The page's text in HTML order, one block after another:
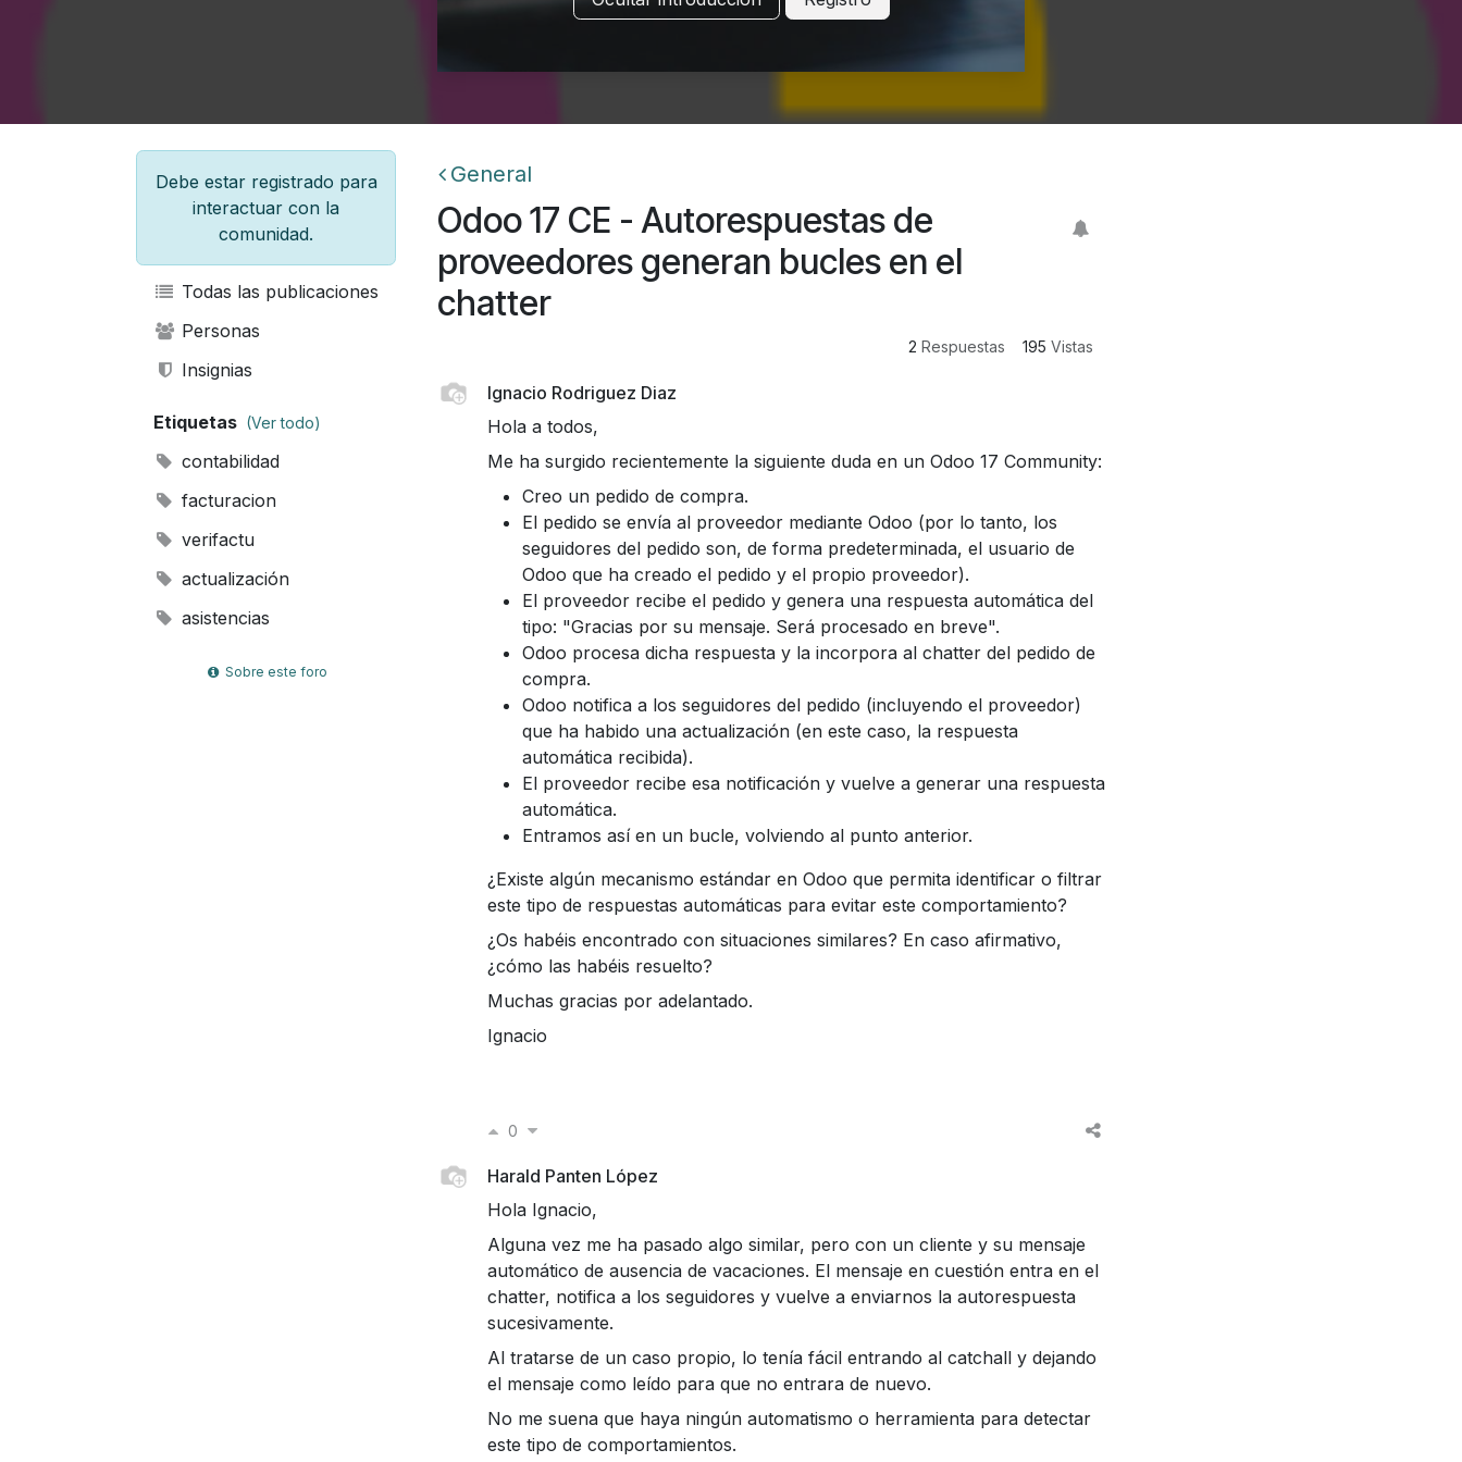
Debe estar registrado para
interactuar con la
comunidad.
Todas las publicaciones
Personas
Insignias
Etiquetas (Ver todo)
contabilidad
facturacion
verifactu
actualización
asistencias
Sobre este foro
General
Odoo 17 CE - Autorespuestas de
proveedores generan bucles en el
chatter
2 Respuestas 195 Vistas
Ignacio Rodriguez Diaz
Hola a todos,
Me ha surgido recientemente la siguiente duda en un Odoo 17 Community:
Creo un pedido de compra.
El pedido se envía al proveedor mediante Odoo (por lo tanto, los
seguidores del pedido son, de forma predeterminada, el usuario de
Odoo que ha creado el pedido y el propio proveedor).
El proveedor recibe el pedido y genera una respuesta automática del
tipo: "Gracias por su mensaje. Será procesado en breve".
Odoo procesa dicha respuesta y la incorpora al chatter del pedido de
compra.
Odoo notifica a los seguidores del pedido (incluyendo el proveedor)
que ha habido una actualización (en este caso, la respuesta
automática recibida).
El proveedor recibe esa notificación y vuelve a generar una respuesta
automática.
Entramos así en un bucle, volviendo al punto anterior.
¿Existe algún mecanismo estándar en Odoo que permita identificar o filtrar
este tipo de respuestas automáticas para evitar este comportamiento?
¿Os habéis encontrado con situaciones similares? En caso afirmativo,
¿cómo las habéis resuelto?
Muchas gracias por adelantado.
Ignacio
0
Harald Panten López
Hola Ignacio,
Alguna vez me ha pasado algo similar, pero con un cliente y su mensaje
automático de ausencia de vacaciones. El mensaje en cuestión entra en el
chatter, notifica a los seguidores y vuelve a enviarnos la autorespuesta
sucesivamente.
Al tratarse de un caso propio, lo tenía fácil entrando al catchall y dejando
el mensaje como leído para que no entrara de nuevo.
No me suena que haya ningún automatismo o herramienta para detectar
este tipo de comportamientos.